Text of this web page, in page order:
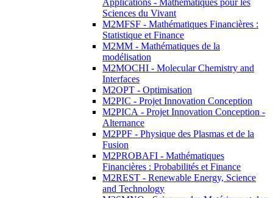
Applications - Mathématiques pour les
Sciences du Vivant
M2MFSF - Mathématiques Financières :
Statistique et Finance
M2MM - Mathématiques de la
modélisation
M2MOCHI - Molecular Chemistry and
Interfaces
M2OPT - Optimisation
M2PIC - Projet Innovation Conception
M2PICA - Projet Innovation Conception -
Alternance
M2PPF - Physique des Plasmas et de la
Fusion
M2PROBAFI - Mathématiques
Financières : Probabilités et Finance
M2REST - Renewable Energy, Science
and Technology